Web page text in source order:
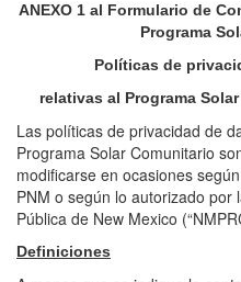
ANEXO 1 al Formulario de
Programa
Políticas de
relativas al Programa
Las políticas de privacidad de
Programa Solar Comunitario
modificarse en ocasiones
PNM o según lo autorizado por
Pública de New Mexico
Definiciones